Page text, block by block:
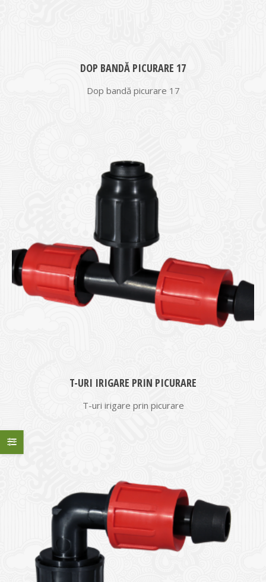
DOP BANDĂ PICURARE 17
Dop bandă picurare 17
T-URI IRIGARE PRIN PICURARE
T-uri irigare prin picurare